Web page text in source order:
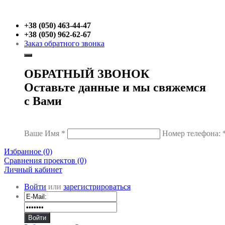
+38 (050) 463-44-47
+38 (050) 962-62-67
Заказ обратного звонка
ОБРАТНЫЙ ЗВОНОК
Оставьте данные и мы свяжемся
с Вами
Ваше Имя * Номер телефона:
Избранное (0)
Сравнения проектов (0)
Личный кабинет
Войти или зарегистрироваться